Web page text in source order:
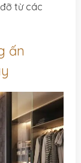
từ các
ấn